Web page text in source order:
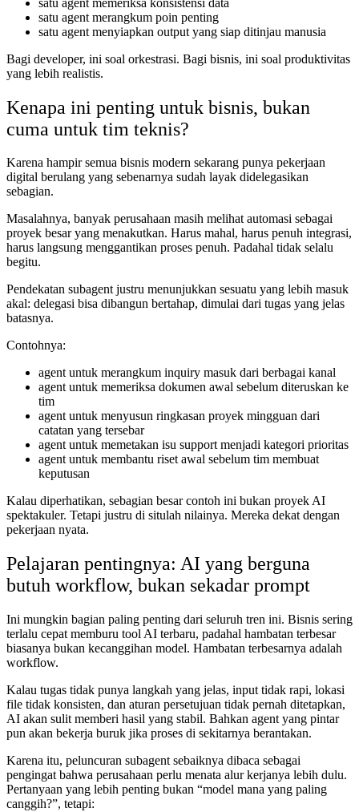
satu agent merangkum poin penting
satu agent menyiapkan output yang siap ditinjau manusia
Bagi developer, ini soal orkestrasi. Bagi bisnis, ini soal produktivitas
yang lebih realistis.
Kenapa ini penting untuk bisnis, bukan
cuma untuk tim teknis?
Karena hampir semua bisnis modern sekarang punya pekerjaan
digital berulang yang sebenarnya sudah layak didelegasikan
sebagian.
Masalahnya, banyak perusahaan masih melihat automasi sebagai
proyek besar yang menakutkan. Harus mahal, harus penuh integrasi,
harus langsung menggantikan proses penuh. Padahal tidak selalu
begitu.
Pendekatan subagent justru menunjukkan sesuatu yang lebih masuk
akal: delegasi bisa dibangun bertahap, dimulai dari tugas yang jelas
batasnya.
Contohnya:
agent untuk merangkum inquiry masuk dari berbagai kanal
agent untuk memeriksa dokumen awal sebelum diteruskan ke
tim
agent untuk menyusun ringkasan proyek mingguan dari
catatan yang tersebar
agent untuk memetakan isu support menjadi kategori prioritas
agent untuk membantu riset awal sebelum tim membuat
keputusan
Kalau diperhatikan, sebagian besar contoh ini bukan proyek AI
spektakuler. Tetapi justru di situlah nilainya. Mereka dekat dengan
pekerjaan nyata.
Pelajaran pentingnya: AI yang berguna
butuh workflow, bukan sekadar prompt
Ini mungkin bagian paling penting dari seluruh tren ini. Bisnis sering
terlalu cepat memburu tool AI terbaru, padahal hambatan terbesar
biasanya bukan kecanggihan model. Hambatan terbesarnya adalah
workflow.
Kalau tugas tidak punya langkah yang jelas, input tidak rapi, lokasi
file tidak konsisten, dan aturan persetujuan tidak pernah ditetapkan,
AI akan sulit memberi hasil yang stabil. Bahkan agent yang pintar
pun akan bekerja buruk jika proses di sekitarnya berantakan.
Karena itu, peluncuran subagent sebaiknya dibaca sebagai
pengingat bahwa perusahaan perlu menata alur kerjanya lebih dulu.
Pertanyaan yang lebih penting bukan “model mana yang paling
canggih?”, tetapi: